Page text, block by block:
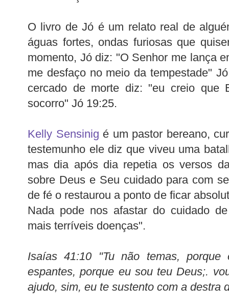
O livro de Jó é um relato real de
águas fortes, ondas furiosas que
momento, Jó diz: "O Senhor me lança
me desfaço no meio da tempestade"
cercado de morte diz: "eu creio que
socorro" Jó 19:25.
Kelly Sensinig é um pastor bereano,
testemunho ele diz que viveu uma
mas dia após dia repetia os versos
sobre Deus e Seu cuidado para com
de fé o restaurou a ponto de ficar
Nada pode nos afastar do cuidado
mais terríveis doenças".
Isaías 41:10 "Tu não temas,
espantes, porque eu sou teu Deus;.
ajudo, sim, eu te sustento com a destra